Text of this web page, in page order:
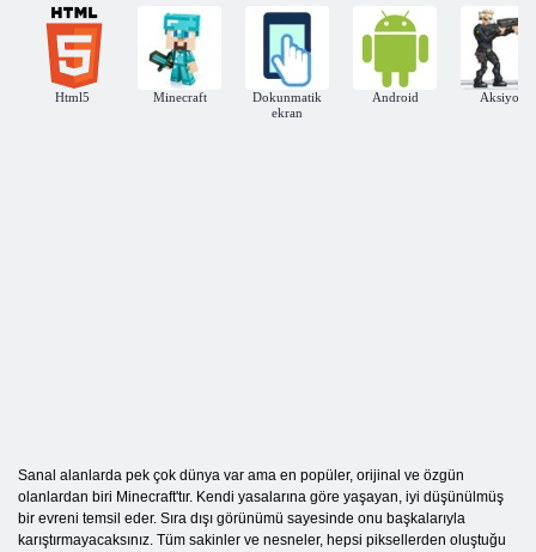
Html5 Minecraft
Dokunmatik
ekran
Android Aksiyon
Sanal alanlarda pek çok dünya var ama en popüler, orijinal ve özgün
olanlardan biri Minecraft'tır. Kendi yasalarına göre yaşayan, iyi düşünülmüş
bir evreni temsil eder. Sıra dışı görünümü sayesinde onu başkalarıyla
karıştırmayacaksınız. Tüm sakinler ve nesneler, hepsi piksellerden oluştuğu